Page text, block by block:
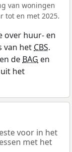
van woningen
tot en met 2025.
over huur- en
van hetCBS.
deBAG en
het
voor in het
met het